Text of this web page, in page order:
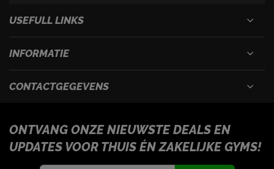
USEFULL LINKS
INFORMATIE
CONTACTGEGEVENS
ONTVANG ONZE NIEUWSTE DEALS EN
UPDATES VOOR THUIS ÉN ZAKELIJKE GYMS!